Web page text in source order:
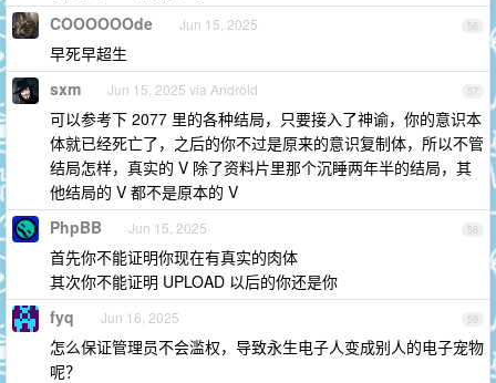
56
COOOOOOde Jun 15, 2025
早死早超生
57
sxm Jun 15, 2025 via Android
可以参考下 2077 里的各种结局，只要接入了神谕，你的意识本
体就已经死亡了，之后的你不过是原来的意识复制体，所以不管
结局怎样，真实的 V 除了资料片里那个沉睡两年半的结局，其
他结局的 V 都不是原本的 V
58
PhpBB Jun 15, 2025
首先你不能证明你现在有真实的肉体
其次你不能证明 UPLOAD 以后的你还是你
59
fyq Jun 16, 2025
怎么保证管理员不会滥权，导致永生电子人变成别人的电子宠物
呢？